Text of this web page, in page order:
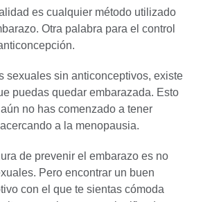
es cualquier método utilizado
Otra palabra para el control
sexuales sin anticonceptivos, existe
puedas quedar embarazada. Esto
no has comenzado a tener
a la menopausia.
de prevenir el embarazo es no
Pero encontrar un buen
con el que te sientas cómoda